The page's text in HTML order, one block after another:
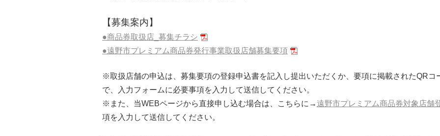
【募集案内】
●商品券取扱店_募集チラシ
●遠野市プレミアム商品券発行事業取扱店舗募集要項
※取扱店舗の申込は、募集要項の登録申込書を記入し提出いただくか、要項に掲載されたQRコ
で、入力フォームに必要事項を入力して送信してください。
※また、当WEBページから直接申し込む場合は、こちらに→遠野市プレミアム商品券対象店舗
項を入力して送信してください。